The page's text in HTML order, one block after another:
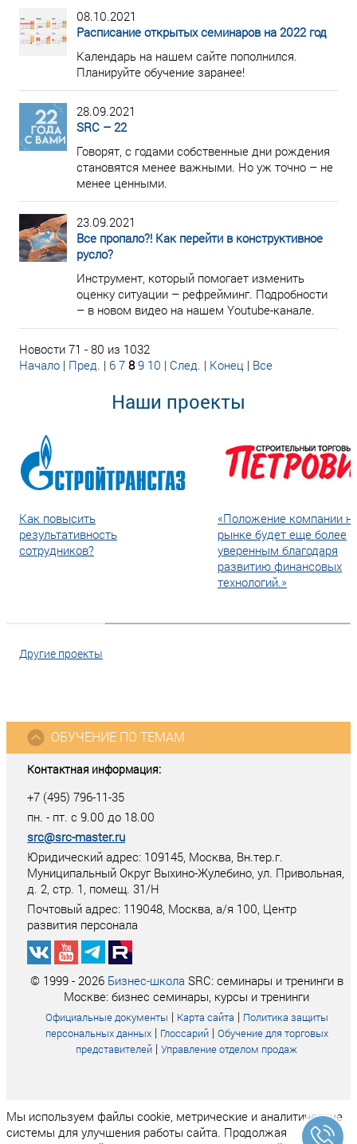
08.10.2021
Расписание открытых семинаров на 2022 год
Календарь на нашем сайте пополнился.
Планируйте обучение заранее!
28.09.2021
SRC – 22
Говорят, с годами собственные дни рождения
становятся менее важными. Но уж точно – не
менее ценными.
23.09.2021
Все пропало?! Как перейти в конструктивное
русло?
Инструмент, который помогает изменить
оценку ситуации – рефрейминг. Подробности
– в новом видео на нашем Youtube-канале.
Новости 71 - 80 из 1032
Начало | Пред. | 6 7 8 9 10 | След. | Конец | Все
Наши проекты
Как повысить
результативность
сотрудников?
«Положение компании
рынке будет еще более
уверенным благодаря
развитию финансовых
технологий.»
Другие проекты
Контактная информация:
+7 (495) 796-11-35
пн. - пт. с 9.00 до 18.00
src@src-master.ru
Юридический адрес: 109145, Москва, Вн.тер.г.
Муниципальный Округ Выхино-Жулебино, ул. Привольная,
д. 2, стр. 1, помещ. 31/Н
Почтовый адрес: 119048, Москва, а/я 100, Центр
развития персонала
ОБУЧЕНИЕ ПО ТЕМАМ
© 1999 - 2026 Бизнес-школа SRC: семинары и тренинги в
Москве: бизнес семинары, курсы и тренинги
Официальные документы | Карта сайта | Политика защиты
персональных данных| Глоссарий| Обучение для торговых
представителей | Управление отделом продаж
Мы используем файлы cookie, метрические и аналитические
системы для улучшения работы сайта. Продолжая